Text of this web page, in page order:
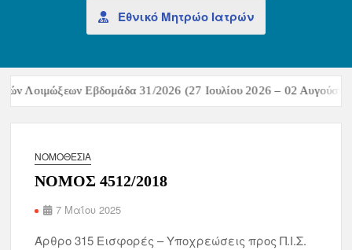
Εθνικό Μητρώο Ιατρών
Λοιμώξεων Εβδομάδα 31/2026 (27 Ιουλίου 2026 – 02
ΝΟΜΟΘΕΣΊΑ
ΝΟΜΟΣ 4512/2018
7 Μαΐου 2025
Άρθρο 315 Εισφορές – Υποχρεώσεις προς Π.Ι.Σ.